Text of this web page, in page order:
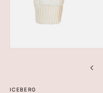
modal
ICEBERG